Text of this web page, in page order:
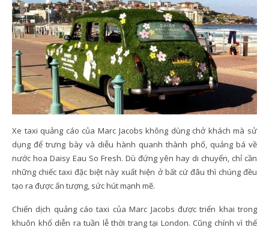
Xe taxi quảng cáo của Marc Jacobs không dùng chở khách mà sử
dụng để trưng bày và diễu hành quanh thành phố, quảng bá về
nước hoa Daisy Eau So Fresh. Dù đứng yên hay di chuyển, chỉ cần
những chiếc taxi đặc biệt này xuất hiện ở bất cứ đâu thì chúng đều
tạo ra được ấn tượng, sức hút mạnh mẽ.
Chiến dịch quảng cáo taxi của Marc Jacobs được triển khai trong
khuôn khổ diễn ra tuần lễ thời trang tại London. Cũng chính vì thế